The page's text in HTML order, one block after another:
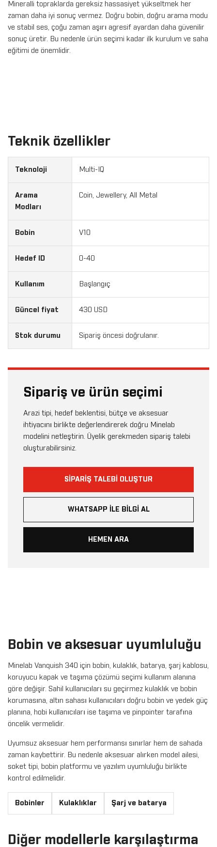
Mineralli topraklarda gereksiz hassasiyet yükseltmek her
zaman daha iyi sonuç vermez. Doğru bobin, doğru arama modu
ve stabil ses, çoğu zaman aşırı agresif ayardan daha güvenilir
sonuç üretir. Bu nedenle ürün seçimi kadar ilk kurulum ve saha
eğitimi de önemlidir.
Teknik özellikler
Teknoloji Multi-IQ
Arama
Modları
Coin, Jewellery, All Metal
Bobin V10
Hedef ID 0-40
Kullanım Başlangıç
Güncel fiyat 430 USD
Stok durumu Sipariş öncesi doğrulanır.
Sipariş ve ürün seçimi
Arazi tipi, hedef beklentisi, bütçe ve aksesuar
ihtiyacını birlikte değerlendirerek doğru Minelab
modelini netleştirin. Üyelik gerekmeden sipariş talebi
oluşturabilirsiniz.
SIPARIŞ TALEBI OLUŞTUR
WHATSAPP ILE BILGI AL
HEMEN ARA
Bobin ve aksesuar uyumluluğu
Minelab Vanquish 340 için bobin, kulaklık, batarya, şarj kablosu,
koruyucu kapak ve taşıma çözümü seçimi kullanım alanına
göre değişir. Sahil kullanıcıları su geçirmez kulaklık ve bobin
korumasına, altın sahası kullanıcıları doğru bobin ve yedek güç
planına, hobi kullanıcıları ise taşıma ve pinpointer tarafına
öncelik vermelidir.
Uyumsuz aksesuar hem performansı sınırlar hem de sahada
zaman kaybettirir. Bu nedenle aksesuar alırken model ailesi,
soket tipi, bobin platformu ve yazılım uyumluluğu birlikte
kontrol edilmelidir.
Bobinler Kulaklıklar Şarj ve batarya
Diğer modellerle karşılaştırma